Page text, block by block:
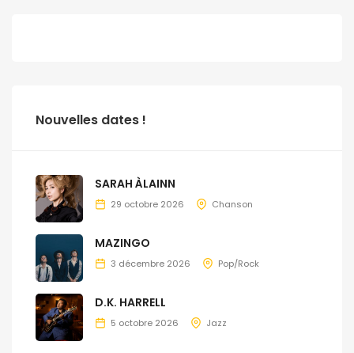
Nouvelles dates !
SARAH ÀLAINN
29 octobre 2026 Chanson
MAZINGO
3 décembre 2026 Pop/Rock
D.K. HARRELL
5 octobre 2026 Jazz